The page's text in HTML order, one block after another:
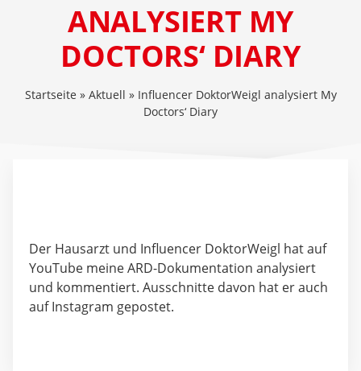
ANALYSIERT MY
DOCTORS‘ DIARY
Startseite » Aktuell » Influencer DoktorWeigl analysiert My
Doctors‘ Diary
Der Hausarzt und Influencer DoktorWeigl hat auf
YouTube meine ARD-Dokumentation analysiert
und kommentiert. Ausschnitte davon hat er auch
aufInstagram gepostet.